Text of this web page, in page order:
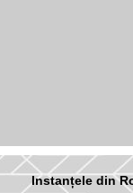
Instanțele din